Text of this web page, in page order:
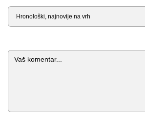
Sortiraj
Komentar